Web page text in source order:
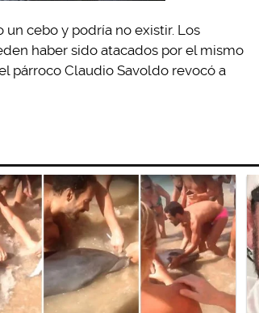
cebo y podría no existir. Los
haber sido atacados por el mismo
párroco Claudio Savoldo revocó a